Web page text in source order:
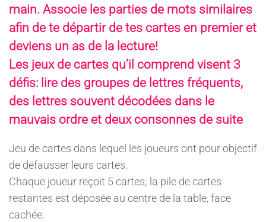
main. Associe les parties de mots similaires
afin de te départir de tes cartes en premier et
deviens un as de la lecture!
Les jeux de cartes qu’il comprend visent 3
défis: lire des groupes de lettres fréquents,
des lettres souvent décodées dans le
mauvais ordre et deux consonnes de suite
Jeu de cartes dans lequel les joueurs ont pour objectif
de défausser leurs cartes.
Chaque joueur reçoit 5 cartes; la pile de cartes
restantes est déposée au centre de la table, face
cachée.